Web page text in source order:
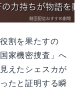
割を果たすの
家機密捜査」へ
えたシェスカが
たと証明する瞬